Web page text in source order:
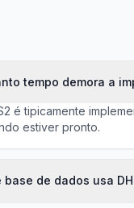
tempo demora a
é tipicamente
estiver pronto.
base de dados usa